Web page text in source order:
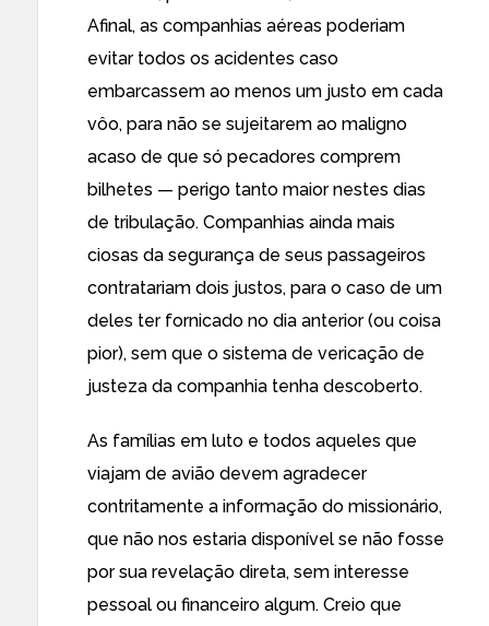
Afinal, as companhias aéreas poderiam
evitar todos os acidentes caso
embarcassem ao menos um justo em cada
vôo, para não se sujeitarem ao maligno
acaso de que só pecadores comprem
bilhetes — perigo tanto maior nestes dias
de tribulação. Companhias ainda mais
ciosas da segurança de seus passageiros
contratariam dois justos, para o caso de um
deles ter fornicado no dia anterior (ou coisa
pior), sem que o sistema de vericação de
justeza da companhia tenha descoberto.
As famílias em luto e todos aqueles que
viajam de avião devem agradecer
contritamente a informação do missionário,
que não nos estaria disponível se não fosse
por sua revelação direta, sem interesse
pessoal ou financeiro algum. Creio que